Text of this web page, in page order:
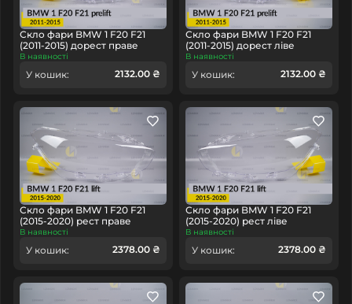
Скло фари BMW 1 F20 F21
(2011-2015) дорест праве
В наявності
У кошик: 2132.00 ₴
Скло фари BMW 1 F20 F21
(2011-2015) дорест ліве
В наявності
У кошик: 2132.00 ₴
Скло фари BMW 1 F20 F21
(2015-2020) рест праве
В наявності
У кошик: 2378.00 ₴
Скло фари BMW 1 F20 F21
(2015-2020) рест ліве
В наявності
У кошик: 2378.00 ₴